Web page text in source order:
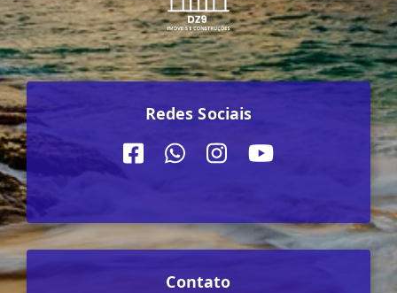
Redes Sociais
Contato